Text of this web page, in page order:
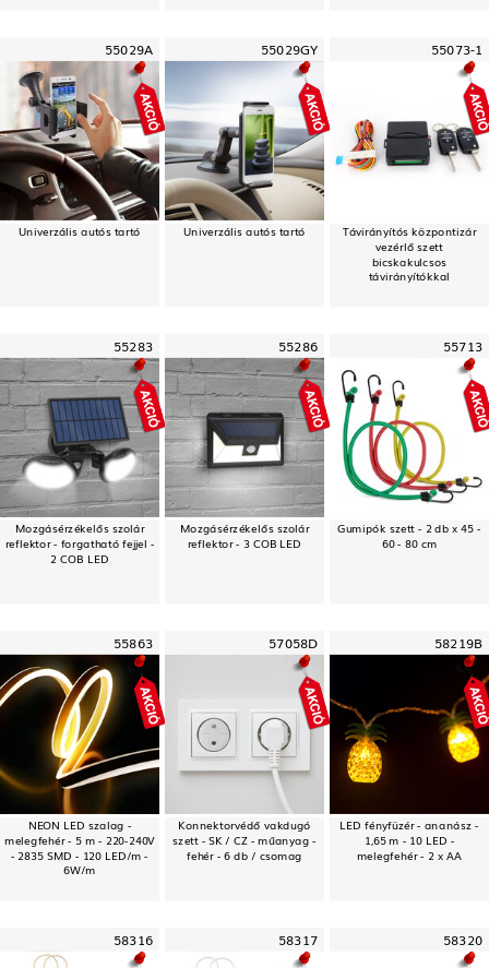
55029A
Univerzális autós tartó
55029GY
Univerzális autós tartó
55073-1
Távirányítós központizár
vezérlő szett
bicskakulcsos
távirányítókkal
55283
Mozgásérzékelős szolár
reflektor - forgatható fejjel -
2 COB LED
55286
Mozgásérzékelős szolár
reflektor - 3 COB LED
55713
Gumipók szett - 2 db x 45 -
60 - 80 cm
55863
NEON LED szalag -
melegfehér - 5 m - 220-240V
- 2835 SMD - 120 LED/m -
6W/m
57058D
Konnektorvédő vakdugó
szett - SK / CZ - műanyag -
fehér - 6 db / csomag
58219B
LED fényfüzér - ananász -
1,65 m - 10 LED -
melegfehér - 2 x AA
58316 58317 58320